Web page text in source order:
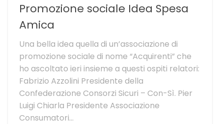
Promozione sociale Idea Spesa
Amica
Una bella idea quella di un’associazione di
promozione sociale di nome “Acquirenti” che
ho ascoltato ieri insieme a questi ospiti relatori:
Fabrizio Azzolini Presidente della
Confederazione Consorzi Sicuri – Con-Sì. Pier
Luigi Chiarla Presidente Associazione
Consumatori...